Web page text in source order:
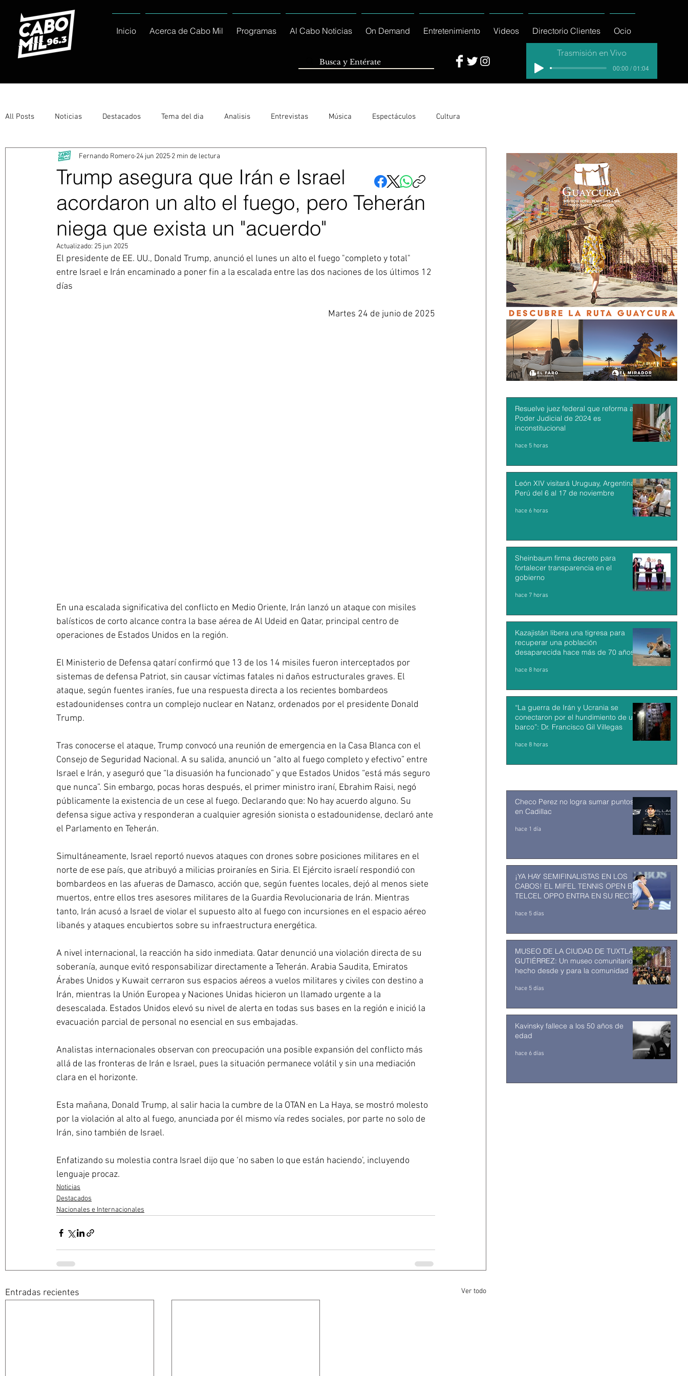
Inicio Acerca de Cabo Mil Programas Al Cabo Noticias On Demand Entretenimiento Videos Directorio Clientes Ocio
Trasmisión en Vivo
00:00 / 01:04
All Posts Noticias Destacados Tema del dia Analisis Entrevistas Música Espectáculos Cultura
Entérate Deportes La buena del día
Ayuntamiento de Los Cabos Informa Nacionales e Internacionales Columnas Locales Los Cabos Servicio Social
Trump asegura que Irán e Israel
acordaron un alto el fuego, pero Teherán
niega que exista un "acuerdo"
Fernando Romero 24 jun 2025 2 min de lectura
Actualizado: 25 jun 2025
El presidente de EE. UU., Donald Trump, anunció el lunes un alto el fuego "completo y total"
entre Israel e Irán encaminado a poner fin a la escalada entre las dos naciones de los últimos 12
días
Martes 24 de junio de 2025
En una escalada significativa del conflicto en Medio Oriente, Irán lanzó un ataque con misiles
balísticos de corto alcance contra la base aérea de Al Udeid en Qatar, principal centro de
operaciones de Estados Unidos en la región.
El Ministerio de Defensa qatarí confirmó que 13 de los 14 misiles fueron interceptados por
sistemas de defensa Patriot, sin causar víctimas fatales ni daños estructurales graves. El
ataque, según fuentes iraníes, fue una respuesta directa a los recientes bombardeos
estadounidenses contra un complejo nuclear en Natanz, ordenados por el presidente Donald
Trump.
Tras conocerse el ataque, Trump convocó una reunión de emergencia en la Casa Blanca con el
Consejo de Seguridad Nacional. A su salida, anunció un “alto al fuego completo y efectivo” entre
Israel e Irán, y aseguró que “la disuasión ha funcionado” y que Estados Unidos “está más seguro
que nunca”. Sin embargo, pocas horas después, el primer ministro iraní, Ebrahim Raisi, negó
públicamente la existencia de un cese al fuego. Declarando que: No hay acuerdo alguno. Su
defensa sigue activa y responderan a cualquier agresión sionista o estadounidense, declaró ante
el Parlamento en Teherán.
Simultáneamente, Israel reportó nuevos ataques con drones sobre posiciones militares en el
norte de ese país, que atribuyó a milicias proiraníes en Siria. El Ejército israelí respondió con
bombardeos en las afueras de Damasco, acción que, según fuentes locales, dejó al menos siete
muertos, entre ellos tres asesores militares de la Guardia Revolucionaria de Irán. Mientras
tanto, Irán acusó a Israel de violar el supuesto alto al fuego con incursiones en el espacio aéreo
libanés y ataques encubiertos sobre su infraestructura energética.
A nivel internacional, la reacción ha sido inmediata. Qatar denunció una violación directa de su
soberanía, aunque evitó responsabilizar directamente a Teherán. Arabia Saudita, Emiratos
Árabes Unidos y Kuwait cerraron sus espacios aéreos a vuelos militares y civiles con destino a
Irán, mientras la Unión Europea y Naciones Unidas hicieron un llamado urgente a la
desescalada. Estados Unidos elevó su nivel de alerta en todas sus bases en la región e inició la
evacuación parcial de personal no esencial en sus embajadas.
Analistas internacionales observan con preocupación una posible expansión del conflicto más
allá de las fronteras de Irán e Israel, pues la situación permanece volátil y sin una mediación
clara en el horizonte.
Esta mañana, Donald Trump, al salir hacia la cumbre de la OTAN en La Haya, se mostró molesto
por la violación al alto al fuego, anunciada por él mismo vía redes sociales, por parte no solo de
Irán, sino también de Israel.
Enfatizando su molestia contra Israel dijo que ‘no saben lo que están haciendo’, incluyendo
lenguaje procaz.
Noticias
Destacados
Nacionales e Internacionales
Entradas recientes Ver todo
Resuelve juez federal que reforma al
Poder Judicial de 2024 es
inconstitucional
hace 5 horas
León XIV visitará Uruguay, Argentina y
Perú del 6 al 17 de noviembre
hace 6 horas
Sheinbaum firma decreto para
fortalecer transparencia en el
gobierno
hace 7 horas
Kazajistán libera una tigresa para
recuperar una población
desaparecida hace más de 70 años
hace 8 horas
“La guerra de Irán y Ucrania se
conectaron por el hundimiento de un
barco”: Dr. Francisco Gil Villegas
hace 8 horas
Checo Perez no logra sumar puntos
en Cadillac
hace 1 día
¡YA HAY SEMIFINALISTAS EN LOS
CABOS! EL MIFEL TENNIS OPEN BY
TELCEL OPPO ENTRA EN SU RECTA
hace 5 días
MUSEO DE LA CIUDAD DE TUXTLA
GUTIÉRREZ: Un museo comunitario
hecho desde y para la comunidad
hace 5 días
Kavinsky fallece a los 50 años de
edad
hace 6 días